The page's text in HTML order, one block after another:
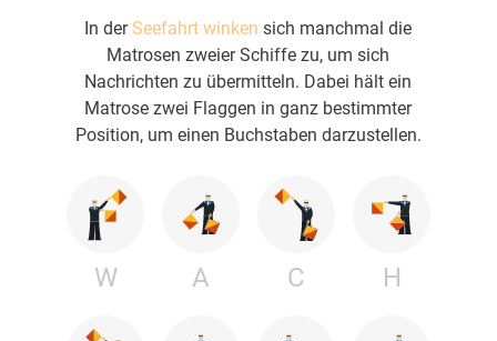
In derSeefahrt winken sich manchmal die
Matrosen zweier Schiffe zu, um sich
Nachrichten zu übermitteln. Dabei hält ein
Matrose zwei Flaggen in ganz bestimmter
Position, um einen Buchstaben darzustellen.
W A C H